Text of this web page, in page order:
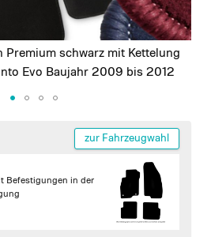
Premium schwarz mit Kettelung
Evo Baujahr 2009 bis 2012
zur Fahrzeugwahl
Befestigungen in der